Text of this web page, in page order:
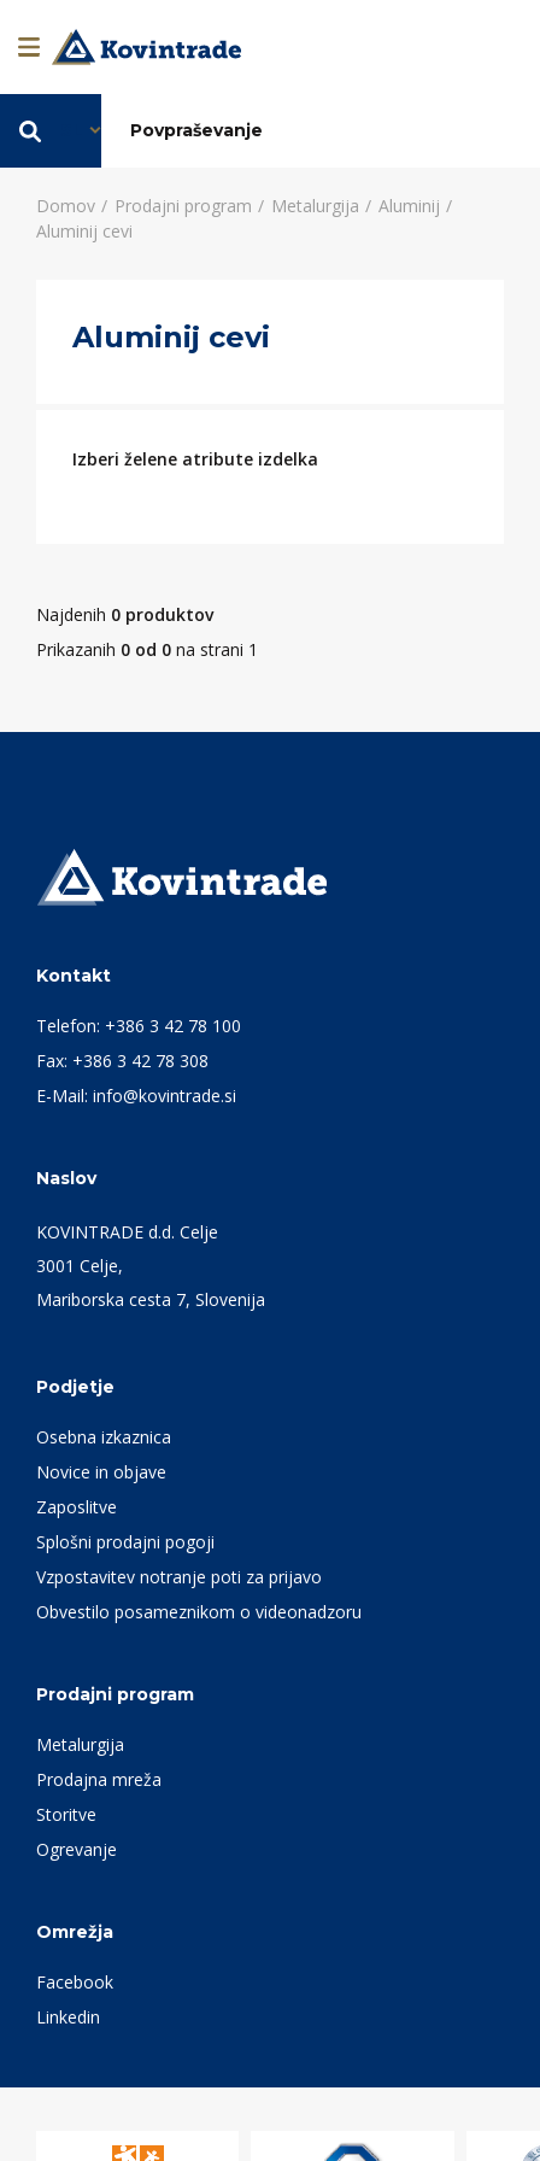
Povpraševanje
Domov Prodajni program Metalurgija
Aluminij
Aluminij cevi
Aluminij cevi
Izberi želene atribute izdelka
Najdenih 0 produktov
Prikazanih 0 od 0 na strani 1
Kontakt
Telefon: +386 3 42 78 100
Fax: +386 3 42 78 308
E-Mail: info@kovintrade.si
Naslov
KOVINTRADE d.d. Celje
3001 Celje,
Mariborska cesta 7, Slovenija
Podjetje
Osebna izkaznica
Novice in objave
Zaposlitve
Splošni prodajni pogoji
Vzpostavitev notranje poti za prijavo
Obvestilo posameznikom o videonadzoru
Prodajni program
Metalurgija
Prodajna mreža
Storitve
Ogrevanje
Omrežja
Facebook
Linkedin